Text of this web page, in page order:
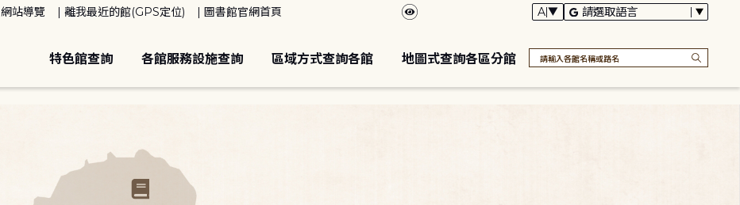
網站導覽 離我最近的館(GPS定位) 圖書館官網首頁
特色館查詢 各館服務設施查詢 區域方式查詢各館 地圖式查詢各區分館